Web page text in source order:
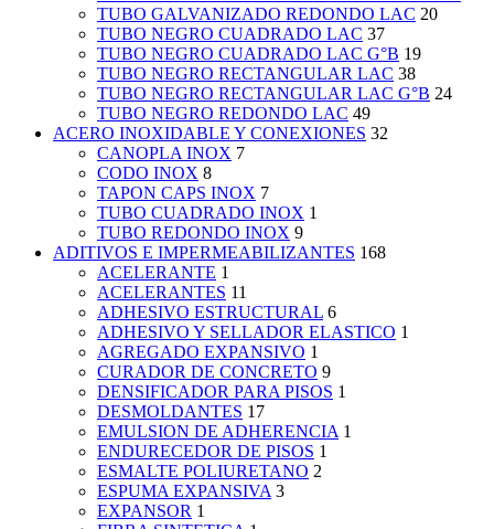
TUBO GALVANIZADO REDONDO LAC 20
TUBO NEGRO CUADRADO LAC 37
TUBO NEGRO CUADRADO LAC G°B 19
TUBO NEGRO RECTANGULAR LAC 38
TUBO NEGRO RECTANGULAR LAC G°B 24
TUBO NEGRO REDONDO LAC 49
ACERO INOXIDABLE Y CONEXIONES 32
CANOPLA INOX 7
CODO INOX 8
TAPON CAPS INOX 7
TUBO CUADRADO INOX 1
TUBO REDONDO INOX 9
ADITIVOS E IMPERMEABILIZANTES 168
ACELERANTE 1
ACELERANTES 11
ADHESIVO ESTRUCTURAL 6
ADHESIVO Y SELLADOR ELASTICO 1
AGREGADO EXPANSIVO 1
CURADOR DE CONCRETO 9
DENSIFICADOR PARA PISOS 1
DESMOLDANTES 17
EMULSION DE ADHERENCIA 1
ENDURECEDOR DE PISOS 1
ESMALTE POLIURETANO 2
ESPUMA EXPANSIVA 3
EXPANSOR 1